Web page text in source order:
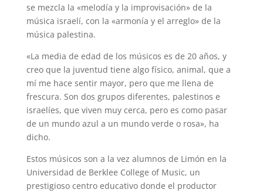
se mezcla la «melodía y la improvisación» de la
música israelí, con la «armonía y el arreglo» de la
música palestina.
«La media de edad de los músicos es de 20 años, y
creo que la juventud tiene algo físico, animal, que a
mí me hace sentir mayor, pero que me llena de
frescura. Son dos grupos diferentes, palestinos e
israelíes, que viven muy cerca, pero es como pasar
de un mundo azul a un mundo verde o rosa», ha
dicho.
Estos músicos son a la vez alumnos de Limón en la
Universidad de Berklee College of Music, un
prestigioso centro educativo donde el productor